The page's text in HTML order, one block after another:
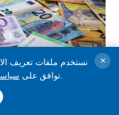
نستخدم ملفات تعريف
توافق على
×